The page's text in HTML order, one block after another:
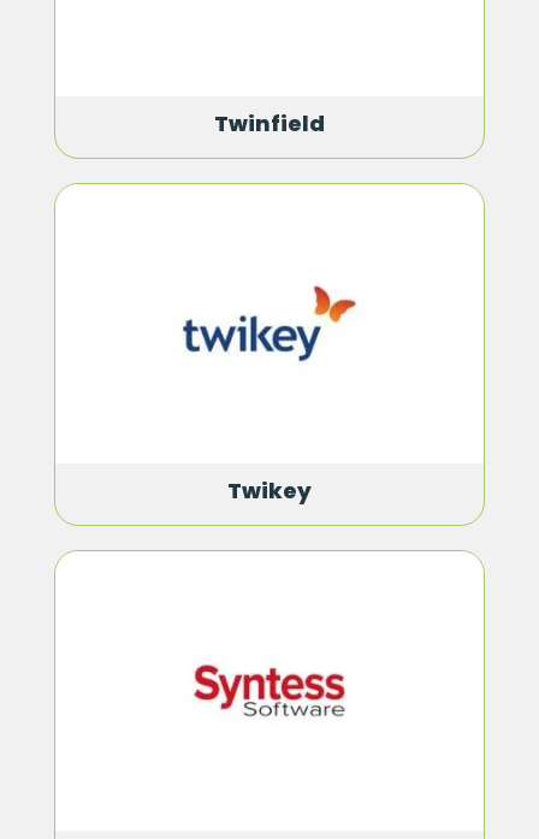
Twinfield
Twikey